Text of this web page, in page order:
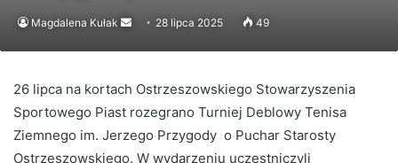
Magdalena Kułak
Send 28 lipca 2025 49
26 lipca na kortach Ostrzeszowskiego Stowarzyszenia
Sportowego Piast rozegrano Turniej Deblowy Tenisa
Ziemnego im. Jerzego Przygody o Puchar Starosty
Ostrzeszowskiego. W wydarzeniu uczestniczyli